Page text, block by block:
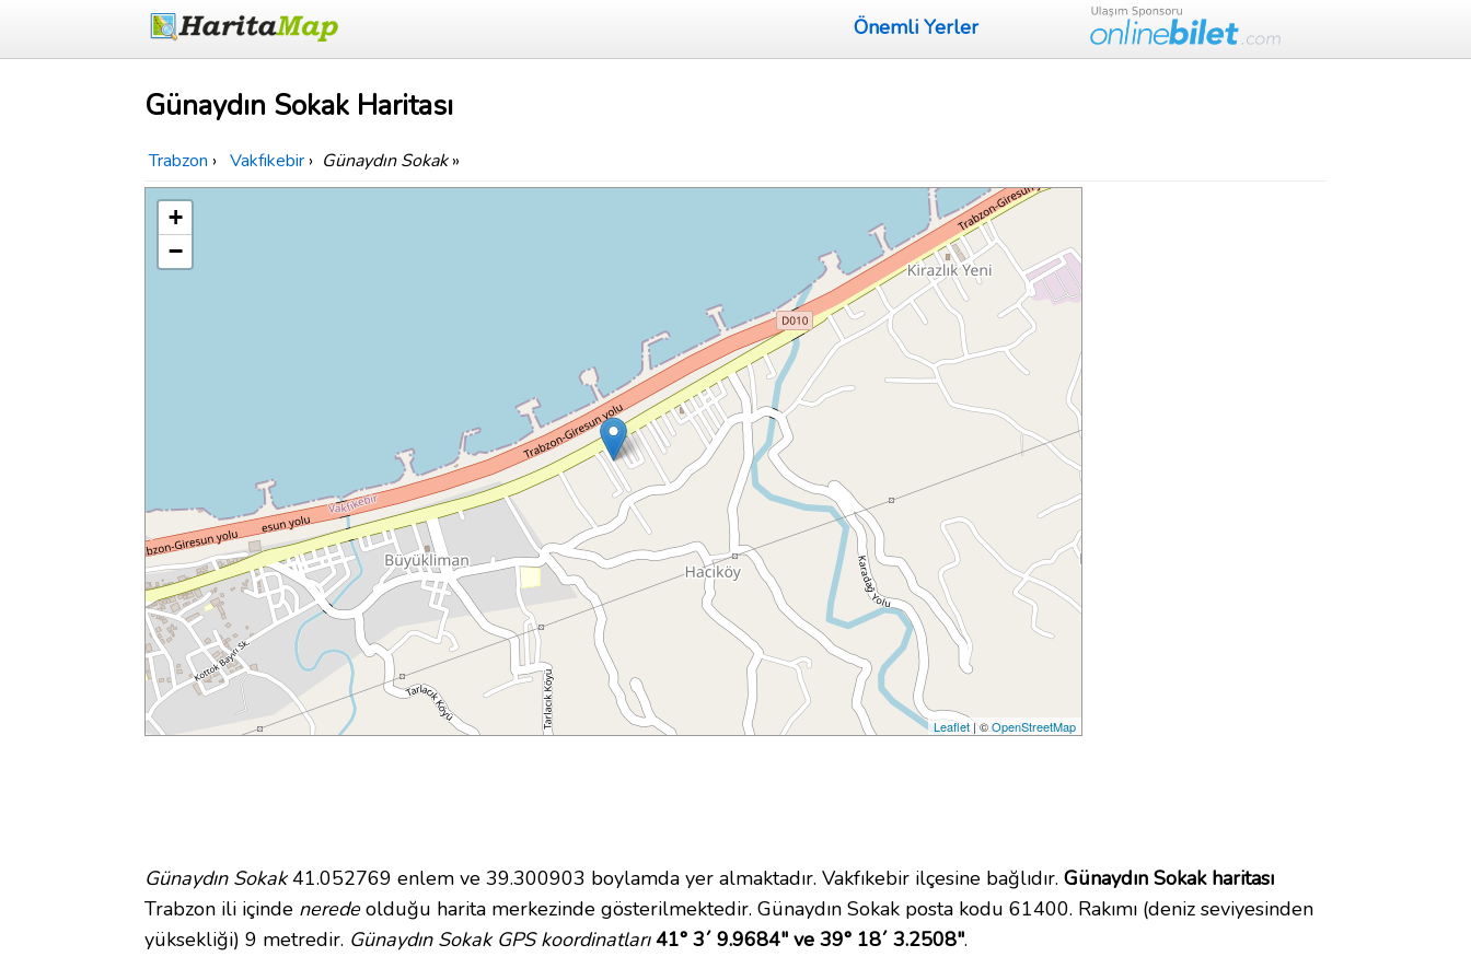
Önemli Yerler
Günaydın Sokak Haritası
Trabzon › Vakfıkebir › Günaydın Sokak»
+
−
Leaflet | ©OpenStreetMap
Günaydın Sokak41.052769 enlem ve 39.300903 boylamda yer almaktadır. Vakfıkebir ilçesine bağlıdır. Günaydın Sokak haritası
Trabzon ili içinde neredeolduğu harita merkezinde gösterilmektedir. Günaydın Sokak posta kodu 61400. Rakımı (deniz seviyesinden
yüksekliği) 9 metredir. Günaydın Sokak GPS koordinatları 41° 3´ 9.9684" ve 39° 18´ 3.2508".